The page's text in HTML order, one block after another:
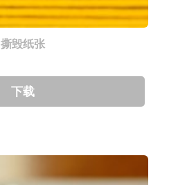
撕毁纸张
下载